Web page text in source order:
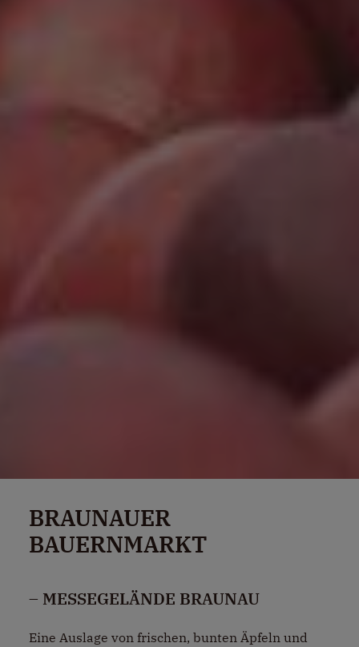
BRAUNAUER
BAUERNMARKT
– MESSEGELÄNDE BRAUNAU
Eine Auslage von frischen, bunten Äpfeln und